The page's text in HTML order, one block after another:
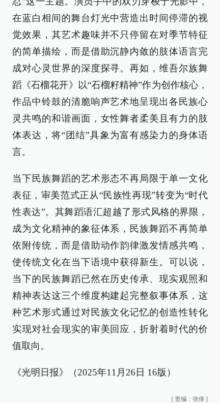
在蓝白相间的舞台灯光中营造出时间停滞的视
觉效果，其艺术趣味并不只停留在对季节特征
的简单描绘，而是借助沉静内敛的肢体语言完
成对心灵世界的深度探寻。再如，维吾尔族舞
蹈《石榴花开》以“石榴籽精神”作为创作核心，
作品中铃鼓的清脆响声艺术地呈现出各民族心
灵共鸣的和谐画面，女性舞者柔美且有力的肢
体表达，将“团结”具象为富有感染力的身体语
言。
当下民族舞蹈的艺术形态不再局限于单一文化
表征，审美范式正从“民族性再现”转变为“时代
性表达”。其舞蹈语汇超越了形式风格的界限，
成为文化精神的象征体系，民族舞蹈不再简单
依附传统，而是借助动作韵律激发情感共鸣，
使传统文化在当下语境中获得新生。可以说，
当下的民族舞蹈已然在历史传承、现实观照和
精神表达这三个维度构建起完整叙事体系，这
种艺术形式通过对民族文化记忆的创造性转化
实现对社会现实的审美回应，折射着时代的价
值取向。
《光明日报》（2025年11月26日 16版）
[ 责编：张倩 ]